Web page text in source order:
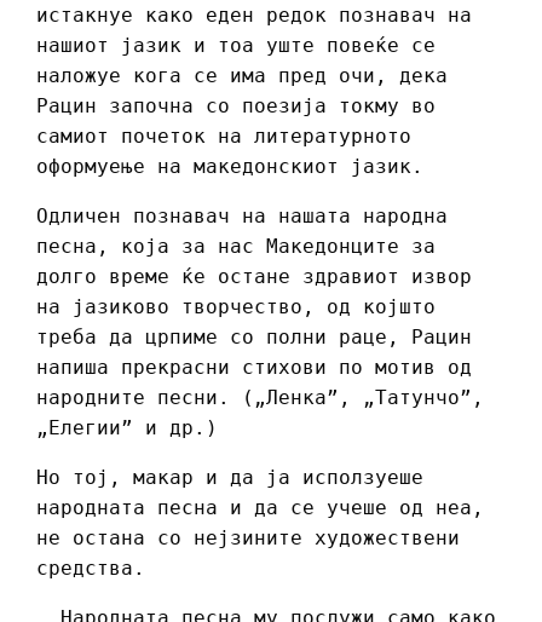
истакнуе како еден редок познавач на
нашиот јазик и тоа уште повеќе се
наложуе кога се има пред очи, дека
Рацин започна со поезија токму во
самиот почеток нa литературното
оформуење на македонскиот јазик.
Одличен познавач на нашата народна
песна, која за нас Македонците за
долго време ќе остане здравиот извор
на јазиково творчество, од којшто
треба да црпиме со полни раце, Рацин
напиша прекрасни стихови по мотив од
народните песни. („Ленка”, „Татунчо”,
„Елегии” и др.)
Но тој, макар и да ја исползуеше
народната песна и да се учеше од неа,
не остана со нејзините художествени
средства.